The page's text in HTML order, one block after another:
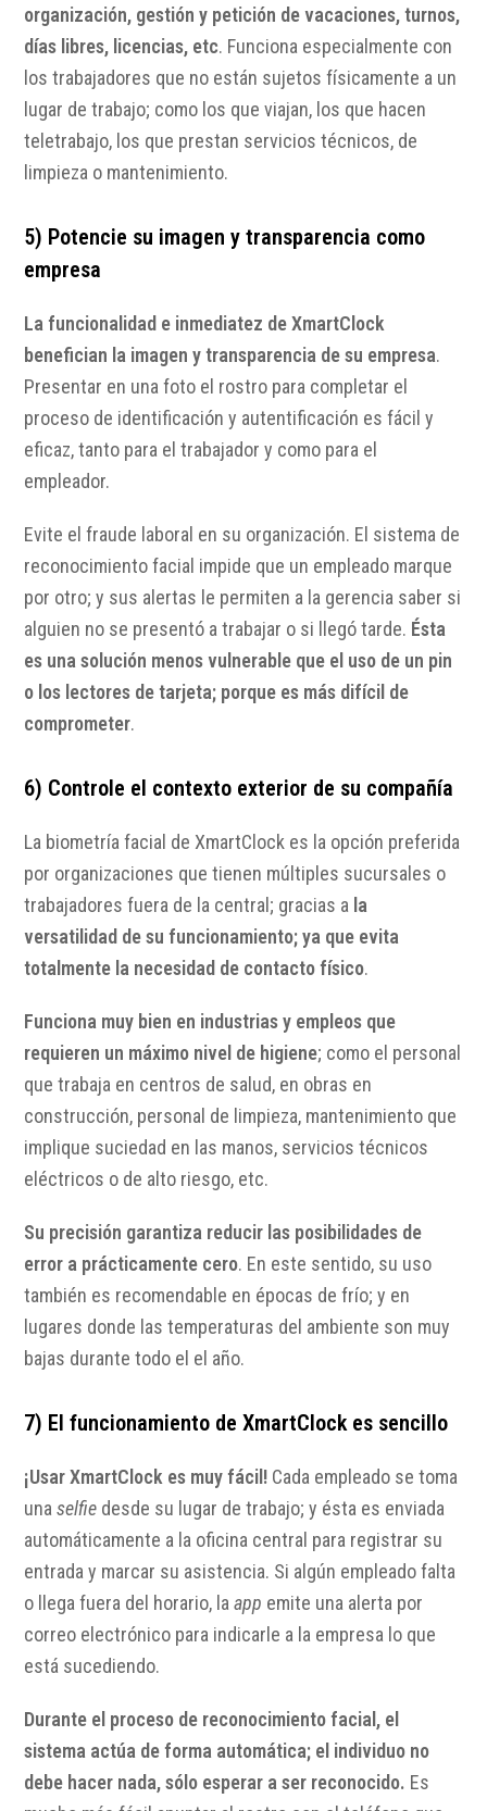
organización, gestión y petición de vacaciones, turnos,
días libres, licencias, etc. Funciona especialmente con
los trabajadores que no están sujetos físicamente a un
lugar de trabajo; como los que viajan, los que hacen
teletrabajo, los que prestan servicios técnicos, de
limpieza o mantenimiento.
5) Potencie su imagen y transparencia como
empresa
La funcionalidad e inmediatez de XmartClock
benefician la imagen y transparencia de su empresa.
Presentar en una foto el rostro para completar el
proceso de identificación y autentificación es fácil y
eficaz, tanto para el trabajador y como para el
empleador.
Evite el fraude laboral en su organización. El sistema de
reconocimiento facial impide que un empleado marque
por otro; y sus alertas le permiten a la gerencia saber si
alguien no se presentó a trabajar o si llegó tarde. Ésta
es una solución menos vulnerable que el uso de un pin
o los lectores de tarjeta; porque es más difícil de
comprometer.
6) Controle el contexto exterior de su compañía
La biometría facial de XmartClock es la opción preferida
por organizaciones que tienen múltiples sucursales o
trabajadores fuera de la central; gracias a la
versatilidad de su funcionamiento; ya que evita
totalmente la necesidad de contacto físico.
Funciona muy bien en industrias y empleos que
requieren un máximo nivel de higiene; como el personal
que trabaja en centros de salud, en obras en
construcción, personal de limpieza, mantenimiento que
implique suciedad en las manos, servicios técnicos
eléctricos o de alto riesgo, etc.
Su precisión garantiza reducir las posibilidades de
error a prácticamente cero. En este sentido, su uso
también es recomendable en épocas de frío; y en
lugares donde las temperaturas del ambiente son muy
bajas durante todo el el año.
7) El funcionamiento de XmartClock es sencillo
¡Usar XmartClock es muy fácil! Cada empleado se toma
unaselfie desde su lugar de trabajo; y ésta es enviada
automáticamente a la oficina central para registrar su
entrada y marcar su asistencia. Si algún empleado falta
o llega fuera del horario, laapp emite una alerta por
correo electrónico para indicarle a la empresa lo que
está sucediendo.
Durante el proceso de reconocimiento facial, el
sistema actúa de forma automática; el individuo no
debe hacer nada, sólo esperar a ser reconocido. Es